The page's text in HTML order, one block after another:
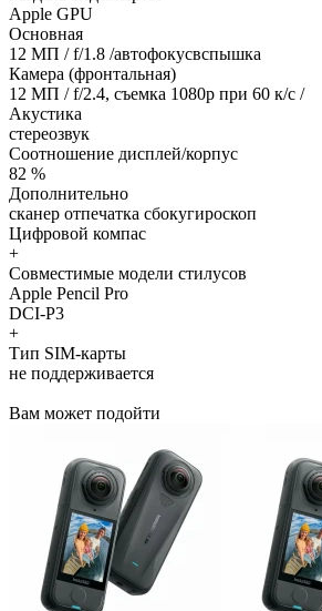
Apple GPU
Основная
12 МП / f/1.8 /автофокусвспышка
Камера (фронтальная)
12 МП / f/2.4, съемка 1080р при 60 к/с /
Акустика
стереозвук
Соотношение дисплей/корпус
82 %
Дополнительно
сканер отпечатка сбокугироскоп
Цифровой компас
+
Совместимые модели стилусов
Apple Pencil Pro
DCI-P3
+
Тип SIM-карты
не поддерживается
Вам может подойти